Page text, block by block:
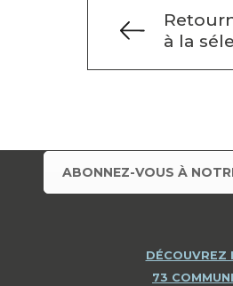
à la
ABONNEZ-VOUS À
DÉCOUVREZ
73